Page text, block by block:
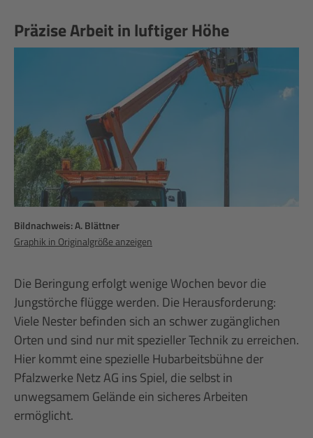
Präzise Arbeit in luftiger Höhe
Bildnachweis: A. Blättner
Graphik in Originalgröße anzeigen
Die Beringung erfolgt wenige Wochen bevor die
Jungstörche flügge werden. Die Herausforderung:
Viele Nester befinden sich an schwer zugänglichen
Orten und sind nur mit spezieller Technik zu erreichen.
Hier kommt eine spezielle Hubarbeitsbühne der
Pfalzwerke Netz AG ins Spiel, die selbst in
unwegsamem Gelände ein sicheres Arbeiten
ermöglicht.